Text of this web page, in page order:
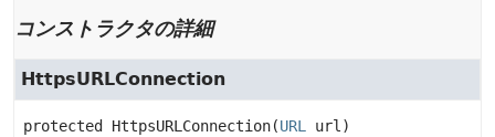
コンストラクタの詳細
HttpsURLConnection
protected HttpsURLConnection(URL url)